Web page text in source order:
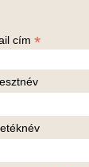
cím *